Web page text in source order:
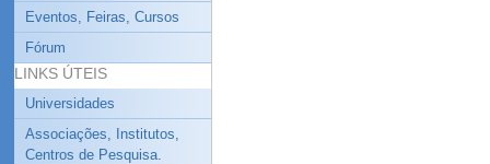
Eventos, Feiras, Cursos
Fórum
LINKS ÚTEIS
Universidades
Associações, Institutos,
Centros de Pesquisa.